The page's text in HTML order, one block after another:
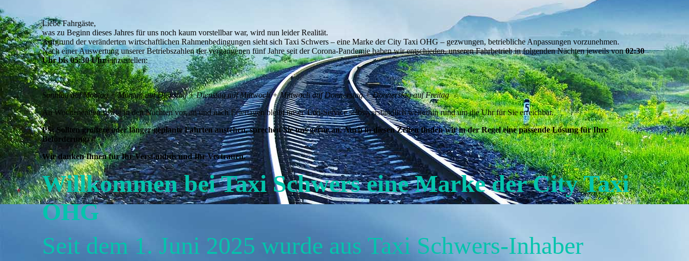
Liebe Fahrgäste,
was zu Beginn dieses Jahres für uns noch kaum vorstellbar war, wird nun leider Realität.
Aufgrund der veränderten wirtschaftlichen Rahmenbedingungen sieht sich Taxi Schwers – eine Marke der City Taxi OHG – gezwungen, betriebliche Anpassungen vorzunehmen.
Nach einer Auswertung unserer Betriebszahlen der vergangenen fünf Jahre seit der Corona-Pandemie haben wir entschieden, unseren Fahrbetrieb in folgenden Nächten jeweils von02:30
Uhr bis 05:30 Uhreinzustellen:
Sonntag auf Montag + Montag auf Dienstag + Dienstag auf Mittwoch + Mittwoch auf Donnerstag + Donnerstag auf Freitag
An Wochenenden sowie in den Nächten vor, an und nach Feiertagen bleibt unser Taxi-Service selbstverständlich weiterhin rund um die Uhr für Sie erreichbar.
PS: Sollten größere oder länger geplante Fahrten anstehen, sprechen Sie uns gerne an. Auch in diesen Zeiten finden wir in der Regel eine passende Lösung für Ihre
Beförderung.
Wir danken Ihnen für Ihr Verständnis und Ihr Vertrauen.
Willkommen bei Taxi Schwers eine Marke der City Taxi
OHG
Seit dem 1. Juni 2025 wurde aus Taxi Schwers-Inhaber